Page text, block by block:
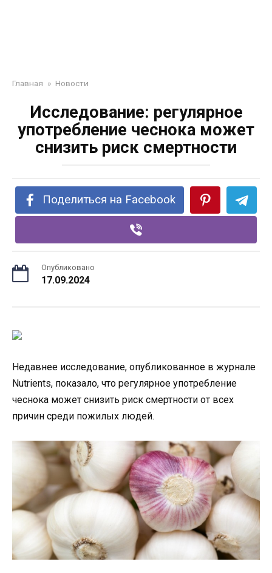
Главная » Новости
Исследование: регулярное
употребление чеснока может
снизить риск смертности
Поделиться на Facebook
Опубликовано
17.09.2024
Недавнее исследование, опубликованное в журнале
Nutrients, показало, что регулярное употребление
чеснока может снизить риск смертности от всех
причин среди пожилых людей.